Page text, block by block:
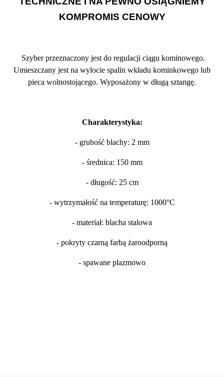
KOMPROMIS CENOWY
Szyber przeznaczony jest do regulacji ciągu kominowego.
Umieszczany jest na wylocie spalin wkładu kominkowego lub
pieca wolnostojącego. Wyposażony w długą sztangę.
Charakterystyka:
- grubość blachy: 2 mm
- średnica: 150 mm
- długość: 25 cm
- wytrzymałość na temperaturę: 1000°C
- materiał: blacha stalowa
- pokryty czarną farbą żaroodporną
- spawane plazmowo